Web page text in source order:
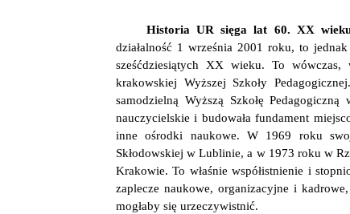
Historia UR sięga lat 60. XX
działalność 1 września 2001 roku, to
sześćdziesiątych XX wieku. To
krakowskiej Wyższej Szkoły
samodzielną Wyższą Szkołę
nauczycielskie i budowała fundament
inne ośrodki naukowe. W 1969 roku
Skłodowskiej w Lublinie, a w 1973 roku w
Krakowie. To właśnie współistnienie i
zaplecze naukowe, organizacyjne i
mogłaby się urzeczywistnić.